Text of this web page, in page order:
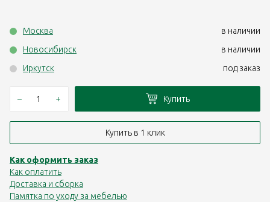
Москва
в наличии
Новосибирск
в наличии
Иркутск
под заказ
– + Купить
Купить в 1 клик
Как оформить заказ
Как оплатить
Доставка и сборка
Памятка по уходу за мебелью